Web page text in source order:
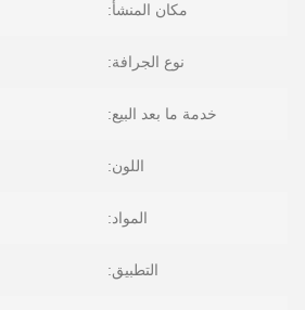
مكان المنشأ:
نوع الجرافة:
خدمة ما بعد البيع:
اللون:
المواد:
التطبيق: